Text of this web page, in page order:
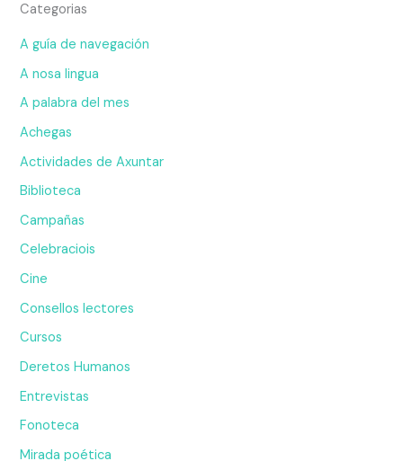
Categorias
A guía de navegación
A nosa lingua
A palabra del mes
Achegas
Actividades de Axuntar
Biblioteca
Campañas
Celebraciois
Cine
Consellos lectores
Cursos
Deretos Humanos
Entrevistas
Fonoteca
Mirada poética